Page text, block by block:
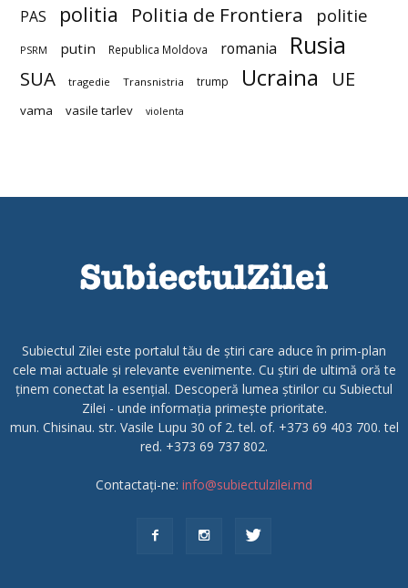
PAS politia Politia de Frontiera politie
PSRM putin Republica Moldova romania Rusia
SUA tragedie Transnistria trump Ucraina UE
vama vasile tarlev violenta
Subiectul Zilei este portalul tău de știri care aduce în prim-plan
cele mai actuale și relevante evenimente. Cu știri de ultimă oră te
ținem conectat la esențial. Descoperă lumea știrilor cu Subiectul
Zilei - unde informația primește prioritate.
mun. Chisinau. str. Vasile Lupu 30 of 2. tel. of. +373 69 403 700. tel
red. +373 69 737 802.
Contactați-ne: info@subiectulzilei.md